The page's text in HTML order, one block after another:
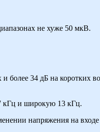
не хуже 50 мкВ.
более 34 дБ на коротких
кГц и широкую 13 кГц.
напряжения на